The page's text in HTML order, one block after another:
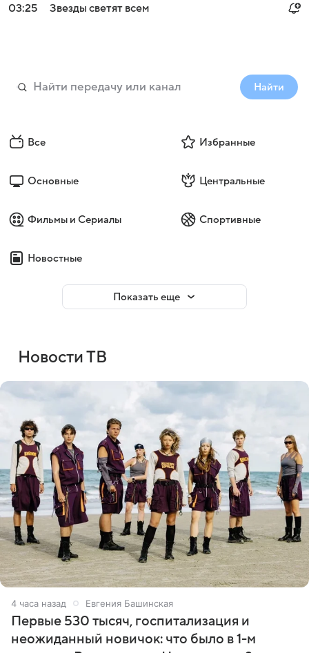
03:25
Звезды светят всем
Найти
Все Избранные
Основные Центральные
Фильмы и Сериалы Спортивные
Новостные
Показать еще
Новости ТВ
4 часа назад Евгения Башинская
Первые 530 тысяч, госпитализация и
неожиданный новичок: что было в 1-м